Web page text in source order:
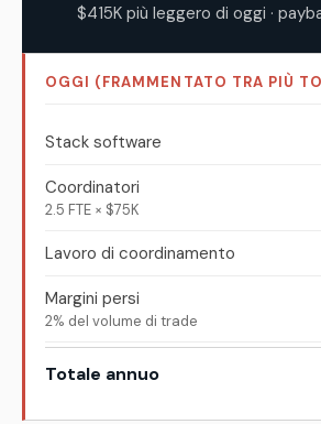
$415K più leggero di oggi ·
OGGI (FRAMMENTATO TRA PIÙ
Stack software
Coordinatori
2.5 FTE × $75K
Lavoro di coordinamento
Margini persi
2% del volume di trade
Totale annuo